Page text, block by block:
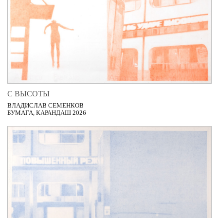
С ВЫСОТЫ
ВЛАДИСЛАВ СЕМЕНКОВ
БУМАГА, КАРАНДАШ 2026